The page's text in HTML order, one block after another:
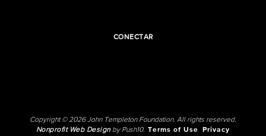
CONECTAR
Copyright © 2026 John Templeton Foundation. All rights reserved.
Nonprofit Web Designby Push10. Terms of Use
Privacy